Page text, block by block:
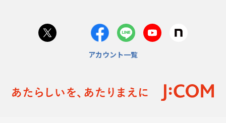
アカウント一覧